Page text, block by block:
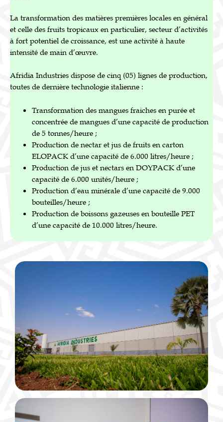
La transformation des matières premières locales en général
et celle des fruits tropicaux en particulier, secteur d’activités
à fort potentiel de croissance, est une activité à haute
intensité de main d’œuvre.
Afridia Industries dispose de cinq (05) lignes de production,
toutes de dernière technologie italienne :
Transformation des mangues fraiches en purée et
concentrée de mangues d’une capacité de production
de 5 tonnes/heure ;
Production de nectar et jus de fruits en carton
ELOPACK d’une capacité de 6.000 litres/heure ;
Production de jus et nectars en DOYPACK d’une
capacité de 6.000 unités/heure ;
Production d’eau minérale d’une capacité de 9.000
bouteilles/heure ;
Production de boissons gazeuses en bouteille PET
d’une capacité de 10.000 litres/heure.